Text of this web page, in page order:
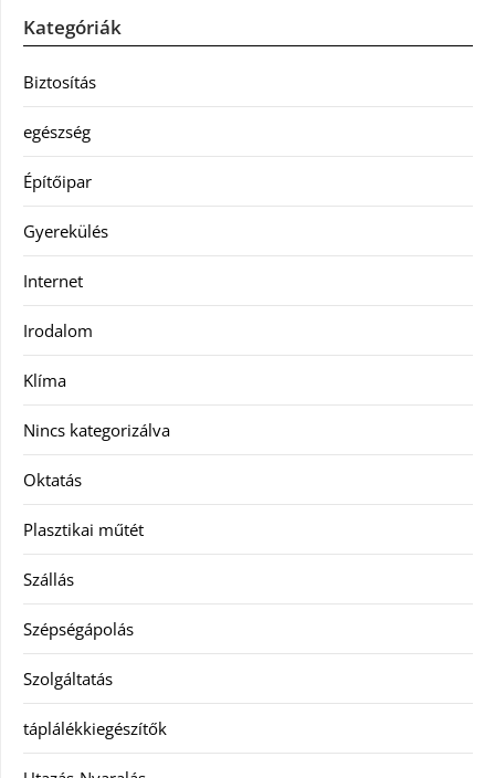
Kategóriák
Biztosítás
egészség
Építőipar
Gyerekülés
Internet
Irodalom
Klíma
Nincs kategorizálva
Oktatás
Plasztikai műtét
Szállás
Szépségápolás
Szolgáltatás
táplálékkiegészítők